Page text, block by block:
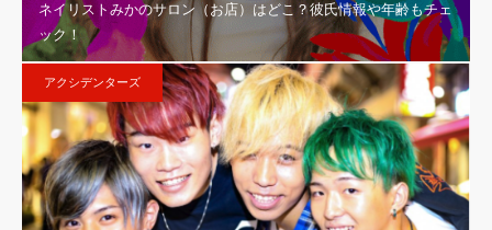
ネイリストみかのサロン（お店）はどこ？彼氏情報や年齢もチェ
ック！
アクシデンターズ